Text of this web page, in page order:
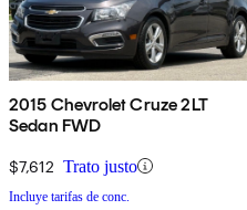
2015 Chevrolet Cruze 2LT
Sedan FWD
$7,612 Trato justo
Incluye tarifas de conc.